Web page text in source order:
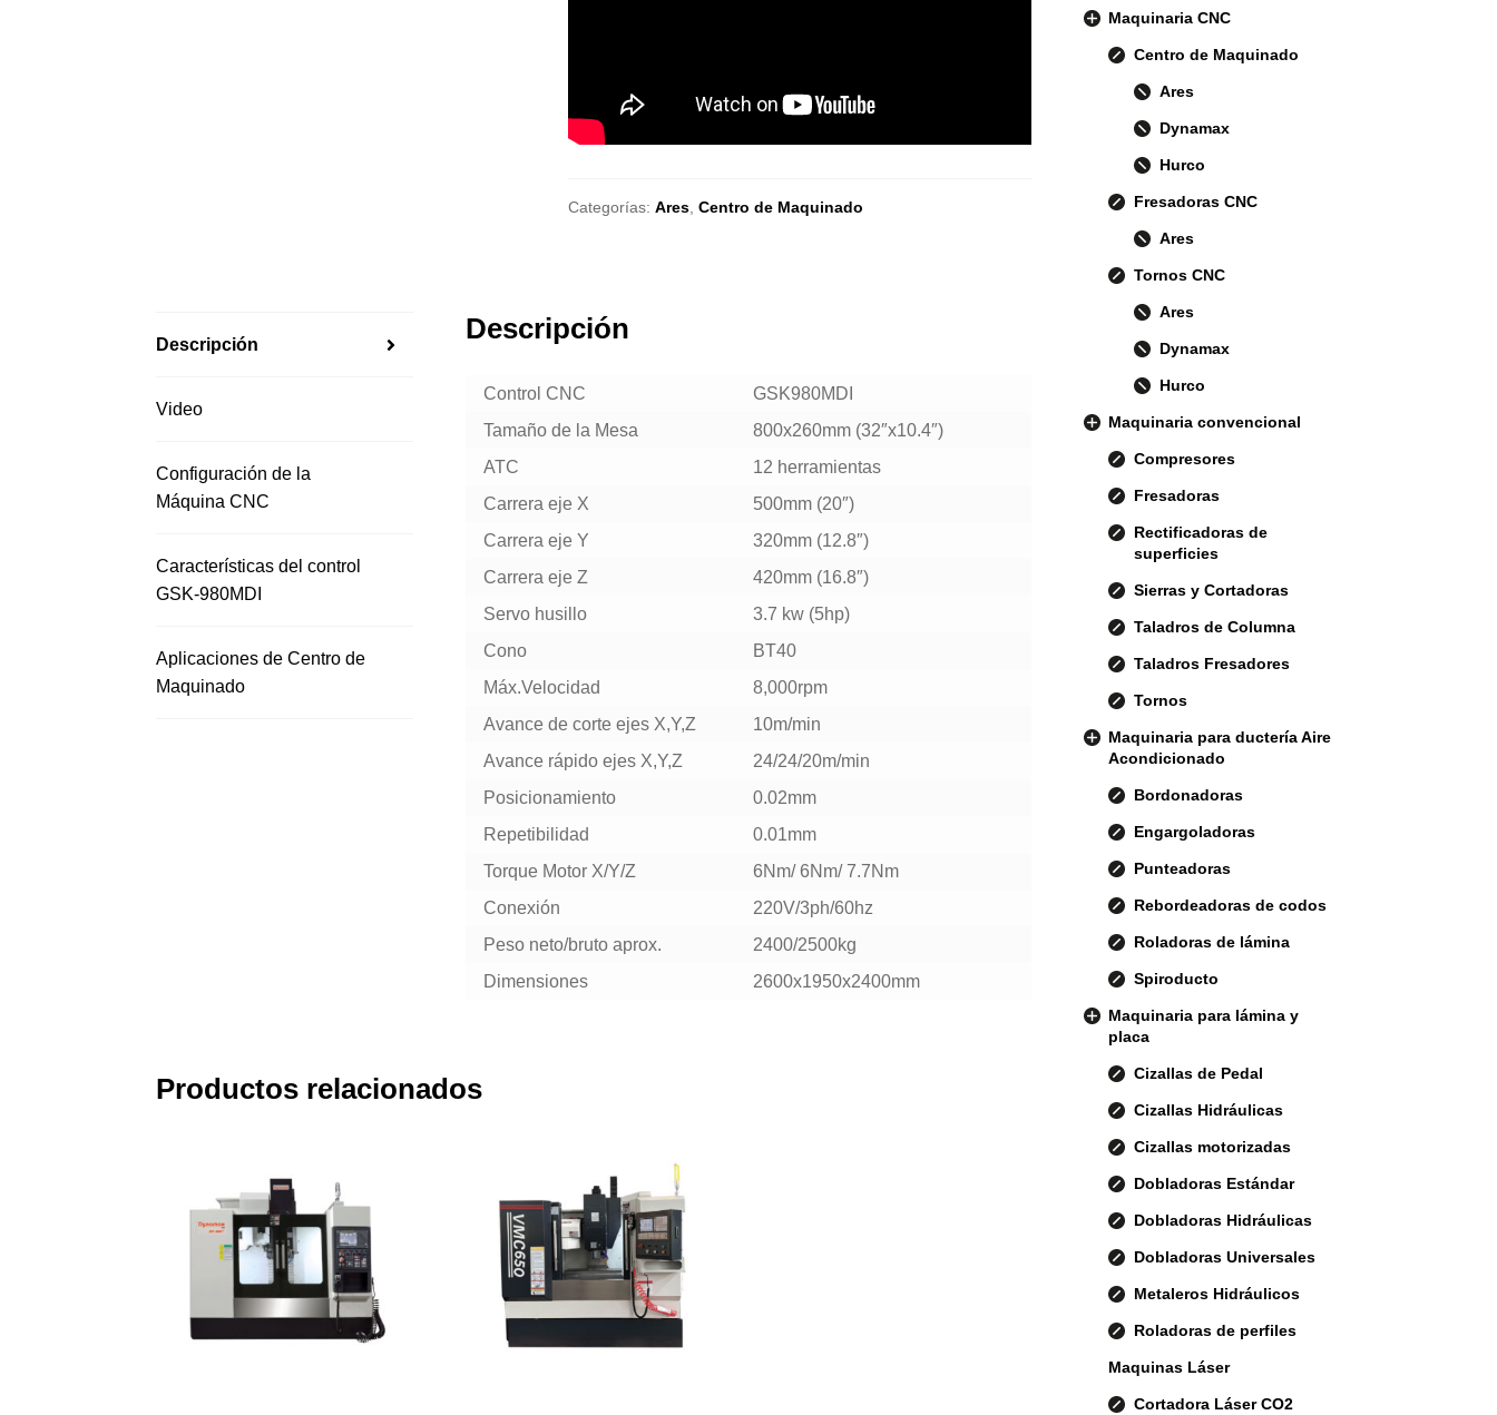
Categorías:Ares ,Centro de Maquinado
Descripción
Video
Configuración de la
Máquina CNC
Características del control
GSK-980MDI
Aplicaciones de Centro de
Maquinado
Descripción
Control CNC
GSK980MDI
Tamaño de la Mesa
800x260mm (32″x10.4″)
ATC
12 herramientas
Carrera eje X
500mm (20″)
Carrera eje Y
320mm (12.8″)
Carrera eje Z
420mm (16.8″)
Servo husillo
3.7 kw (5hp)
Cono
BT40
Máx.Velocidad
8,000rpm
Avance de corte ejes X,Y,Z
10m/min
Avance rápido ejes X,Y,Z
24/24/20m/min
Posicionamiento
0.02mm
Repetibilidad
0.01mm
Torque Motor X/Y/Z
6Nm/ 6Nm/ 7.7Nm
Conexión
220V/3ph/60hz
Peso neto/bruto aprox.
2400/2500kg
Dimensiones
2600x1950x2400mm
Productos relacionados
Maquinaria CNC
Centro de Maquinado
Ares
Dynamax
Hurco
Fresadoras CNC
Ares
Tornos CNC
Ares
Dynamax
Hurco
Maquinaria convencional
Compresores
Fresadoras
Rectificadoras de
superficies
Sierras y Cortadoras
Taladros de Columna
Taladros Fresadores
Tornos
Maquinaria para ductería Aire
Acondicionado
Bordonadoras
Engargoladoras
Punteadoras
Rebordeadoras de codos
Roladoras de lámina
Spiroducto
Maquinaria para lámina y
placa
Cizallas de Pedal
Cizallas Hidráulicas
Cizallas motorizadas
Dobladoras Estándar
Dobladoras Hidráulicas
Dobladoras Universales
Metaleros Hidráulicos
Roladoras de perfiles
Maquinas Láser
Cortadora Láser CO2